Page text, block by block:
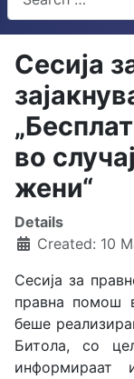
Type 2 or more
Сесија
во
жени“
Details
Created: 10
Сесија за
правна помош
беше
Битола, со
информираат